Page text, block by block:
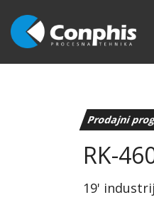
Prodajni
RK-
19'